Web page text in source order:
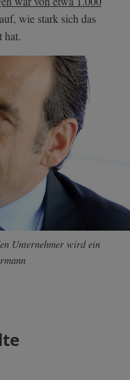
wie stark sich das
hat.
Unternehmer wird ein